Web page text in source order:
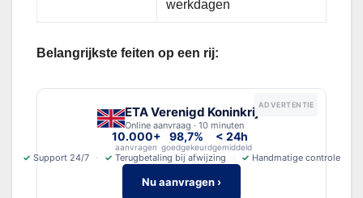
werkdagen
Belangrijkste feiten op een rij:
ADVERTENTIE
ETA Verenigd Koninkrijk
Online aanvraag · 10 minuten
10.000+
aanvragen
98,7%
goedgekeurd
< 24h
gemiddeld
✓ Support 24/7 ✓ Terugbetaling bij afwijzing ✓ Handmatige controle
Nu aanvragen ›